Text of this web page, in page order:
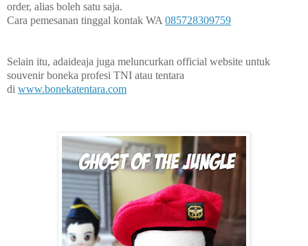
order, alias boleh satu saja.
Cara pemesanan tinggal kontak WA085728309759
Selain itu, adaideaja juga meluncurkan official website untuk
souvenir boneka profesi TNI atau tentara
di www.bonekatentara.com